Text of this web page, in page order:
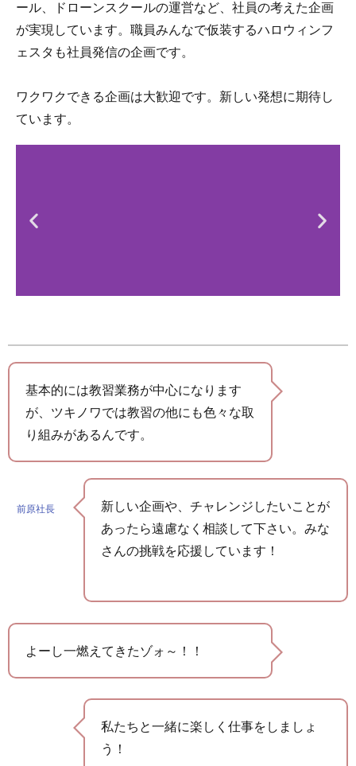
ール、ドローンスクールの運営など、社員の考えた企画
が実現しています。職員みんなで仮装するハロウィンフ
ェスタも社員発信の企画です。
ワクワクできる企画は大歓迎です。新しい発想に期待し
ています。
基本的には教習業務が中心になります
が、ツキノワでは教習の他にも色々な取
り組みがあるんです。
前原社長
新しい企画や、チャレンジしたいことが
あったら遠慮なく相談して下さい。みな
さんの挑戦を応援しています！
よーし一燃えてきたゾォ～！！
私たちと一緒に楽しく仕事をしましょ
う！